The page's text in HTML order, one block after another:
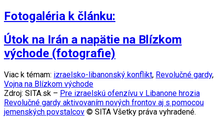
Fotogaléria k článku:
Útok na Irán a napätie na Blízkom
východe (fotografie)
Viac k témam: izraelsko-libanonský konflikt, Revolučné gardy,
Vojna na Blízkom východe
Zdroj: SITA.sk – Pre izraelskú ofenzívu v Libanone hrozia
Revolučné gardy aktivovaním nových frontov aj s pomocou
jemenských povstalcov © SITA Všetky práva vyhradené.